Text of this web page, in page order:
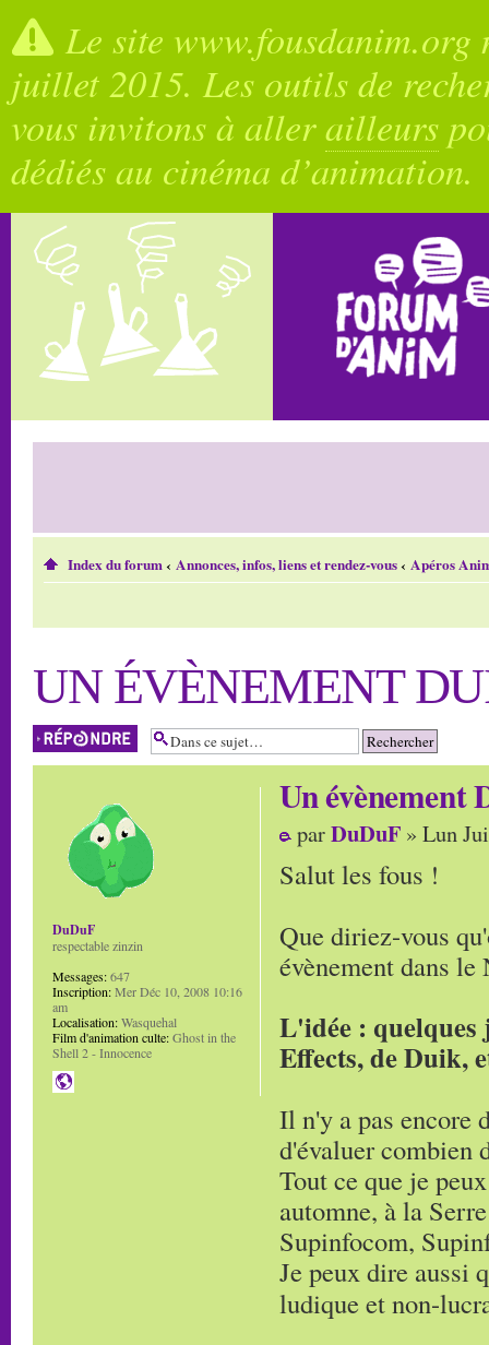
Le site
juillet 2015. Les outils de
vous invitons à allerailleurs
dédiés au cinéma d’animation.
Index du forum‹ Annonces, infos, liens et rendez-vous‹ Apéros
UN ÉVÈNEMENT
Répondre
Un évènement
parDuDuF » Lun
Salut les fous !
Que diriez-vous
évènement dans
L'idée : quelques
Effects, de Duik,
Il n'y a pas encore
d'évaluer combien
Tout ce que je
automne, à la
Supinfocom,
Je peux dire aussi
ludique et non-
DuDuF
respectable zinzin
Messages:647
Inscription:Mer Déc 10, 2008 10:16
am
Localisation:Wasquehal
Film d'animation culte:Ghost in the
Shell 2 - Innocence